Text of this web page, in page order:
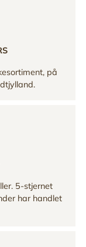
på
5-stjernet
har handlet